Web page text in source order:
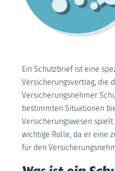
Ein Schutzbrief ist eine
Versicherungsvertrag, die
Versicherungsnehmer
bestimmten Situationen
Versicherungswesen
wichtige Rolle, da er eine
für den